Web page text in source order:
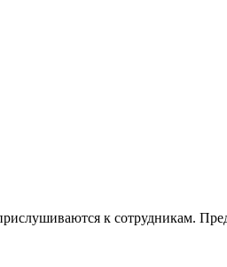
к сотрудникам.